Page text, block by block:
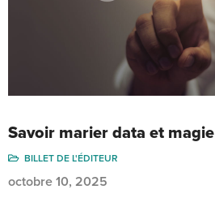
Savoir marier data et magie
BILLET DE L'ÉDITEUR
octobre 10, 2025